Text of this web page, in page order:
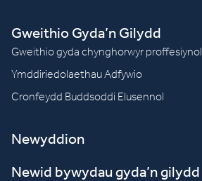
Gweithio Gyda’n Gilydd
Gweithio gyda chynghorwyr proffesiynol
Ymddiriedolaethau Adfywio
Cronfeydd Buddsoddi Elusennol
Newyddion
Newid bywydau gyda’n gilydd